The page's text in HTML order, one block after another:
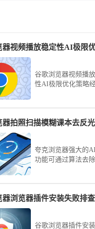
谷歌浏览器视频播
性AI极限优化策略
复杂网络环境下享
夸克浏览器强大的
功能可通过算法去
文档转化为高清电
谷歌浏览器插件安